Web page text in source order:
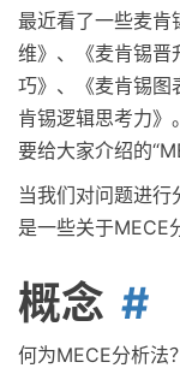
最近看了一些麦肯
维》、《麦肯锡晋
巧》、《麦肯锡图
肯锡逻辑思考力》
要给大家介绍的
当我们对问题进
是一些关于MECE
概念
何为MECE分析法